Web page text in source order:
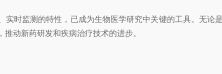
监测的特性，已成为生物医学研究中关键的工具。无论
动新药研发和疾病治疗技术的进步。